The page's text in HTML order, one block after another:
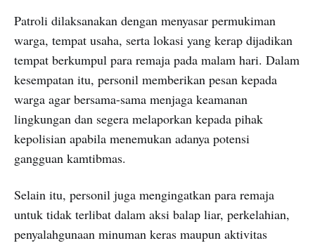
Patroli dilaksanakan dengan menyasar permukiman
warga, tempat usaha, serta lokasi yang kerap dijadikan
tempat berkumpul para remaja pada malam hari. Dalam
kesempatan itu, personil memberikan pesan kepada
warga agar bersama-sama menjaga keamanan
lingkungan dan segera melaporkan kepada pihak
kepolisian apabila menemukan adanya potensi
gangguan kamtibmas.
Selain itu, personil juga mengingatkan para remaja
untuk tidak terlibat dalam aksi balap liar, perkelahian,
penyalahgunaan minuman keras maupun aktivitas